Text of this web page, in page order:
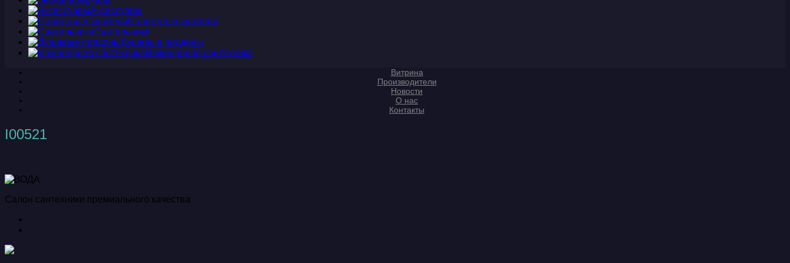
Аксессуары
Полотенцесушители
Светильники
Душевые поддоны
Инженерная сантехника
Витрина
Производители
Новости
О нас
Контакты
I00521
Салон сантехники премиального качества